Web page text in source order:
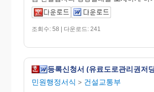
조회수: 58 | 다운로드: 241
등록신청서 (유료도로관리권저
민원행정서식 > 건설교통부